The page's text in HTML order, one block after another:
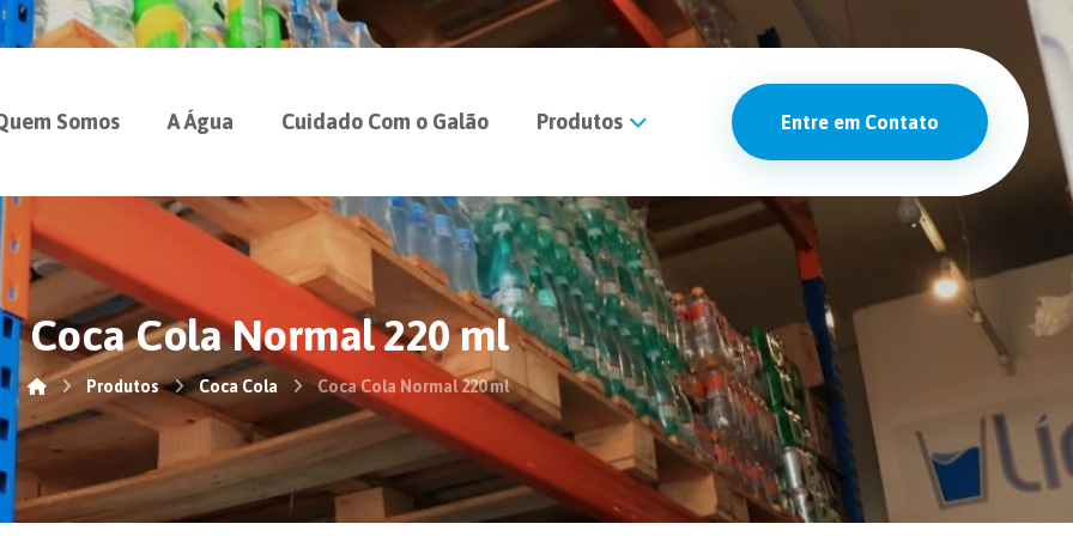
Somos A Água Cuidado Com o Galão Produtos Entre em Contato
Coca Cola Normal 220 ml
Produtos Coca Cola Coca Cola Normal 220 ml